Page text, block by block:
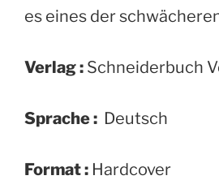
es eines der
Verlag : Schneiderbuch
Sprache : ‎ Deutsch
Format : ‎Hardcover